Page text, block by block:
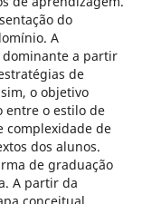
do
A
a partir
de
o objetivo
entre o estilo de
complexidade de
dos alunos.
de graduação
A partir da